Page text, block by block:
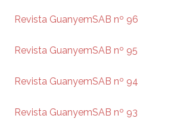
Revista GuanyemSAB nº 96
Revista GuanyemSAB nº 95
Revista GuanyemSAB nº 94
Revista GuanyemSAB nº 93